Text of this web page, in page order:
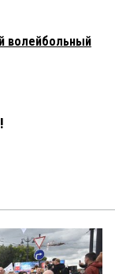
волейбольный